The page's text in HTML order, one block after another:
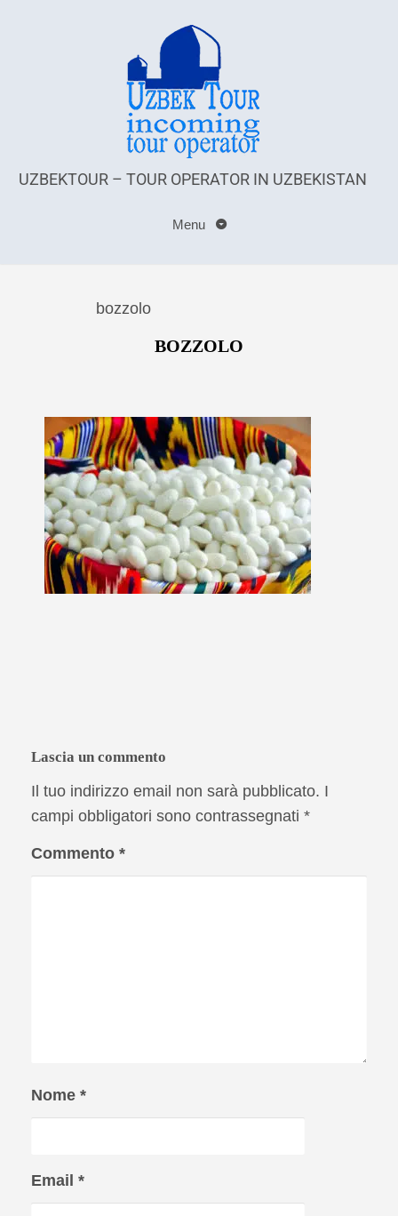
UZBEKTOUR – TOUR OPERATOR IN UZBEKISTAN
Menu
bozzolo
BOZZOLO
Lascia un commento
Il tuo indirizzo email non sarà pubblicato. I
campi obbligatori sono contrassegnati *
Commento *
Nome *
Email *